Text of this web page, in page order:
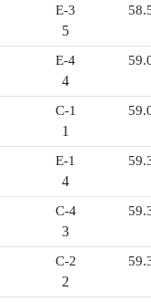
E-3
5
E-4
4
C-1
1
E-1
4
C-4
3
C-2
2